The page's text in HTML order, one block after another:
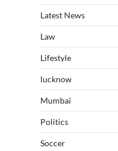
Latest News
Law
Lifestyle
lucknow
Mumbai
Politics
Soccer